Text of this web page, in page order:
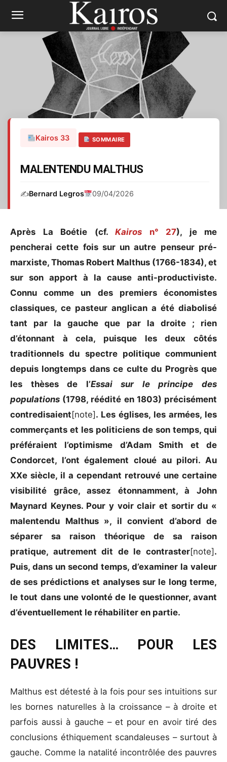
Kairos 33 SOMMAIRE
MALENTENDU MALTHUS
✍️Bernard Legros 09/04/2026
Après La Boétie (cf. Kairos n° 27), je me
pencherai cette fois sur un autre penseur pré-
marxiste, Thomas Robert Malthus (1766-1834), et
sur son apport à la cause anti-productiviste.
Connu comme un des premiers économistes
classiques, ce pasteur anglican a été diabolisé
tant par la gauche que par la droite ; rien
d’étonnant à cela, puisque les deux côtés
traditionnels du spectre politique communient
depuis longtemps dans ce culte du Progrès que
les thèses de l’Essai sur le principe des
populations (1798, réédité en 1803) précisément
contredisaient[note]. Les églises, les armées, les
commerçants et les politiciens de son temps, qui
préféraient l’optimisme d’Adam Smith et de
Condorcet, l’ont également cloué au pilori. Au
XXe siècle, il a cependant retrouvé une certaine
visibilité grâce, assez étonnamment, à John
Maynard Keynes. Pour y voir clair et sortir du «
malentendu Malthus », il convient d’abord de
séparer sa raison théorique de sa raison
pratique, autrement dit de le contraster[note].
Puis, dans un second temps, d’examiner la valeur
de ses prédictions et analyses sur le long terme,
le tout dans une volonté de le questionner, avant
d’éventuellement le réhabiliter en partie.
DES LIMITES… POUR LES
PAUVRES !
Malthus est détesté à la fois pour ses intuitions sur
les bornes naturelles à la croissance – à droite et
parfois aussi à gauche – et pour en avoir tiré des
conclusions éthiquement scandaleuses – surtout à
gauche. Comme la natalité incontrôlée des pauvres